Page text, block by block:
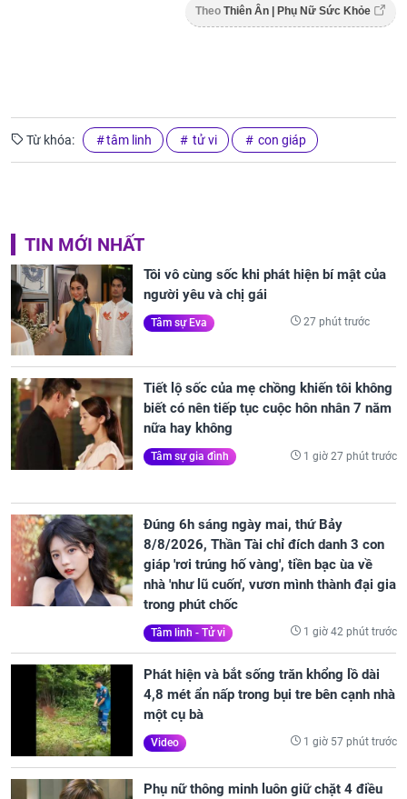
Theo Thiên Ân | Phụ Nữ Sức Khỏe
Từ khóa: tâm linh tử vi con giáp
TIN MỚI NHẤT
Tôi vô cùng sốc khi phát hiện bí mật của
người yêu và chị gái
Tâm sự Eva 27 phút trước
Tiết lộ sốc của mẹ chồng khiến tôi không
biết có nên tiếp tục cuộc hôn nhân 7 năm
nữa hay không
Tâm sự gia đình 1 giờ 27 phút trước
Đúng 6h sáng ngày mai, thứ Bảy
8/8/2026, Thần Tài chỉ đích danh 3 con
giáp 'rơi trúng hố vàng', tiền bạc ùa về
nhà 'như lũ cuốn', vươn mình thành đại gia
trong phút chốc
Tâm linh - Tử vi 1 giờ 42 phút trước
Phát hiện và bắt sống trăn khổng lồ dài
4,8 mét ẩn nấp trong bụi tre bên cạnh nhà
một cụ bà
Video 1 giờ 57 phút trước
Phụ nữ thông minh luôn giữ chặt 4 điều